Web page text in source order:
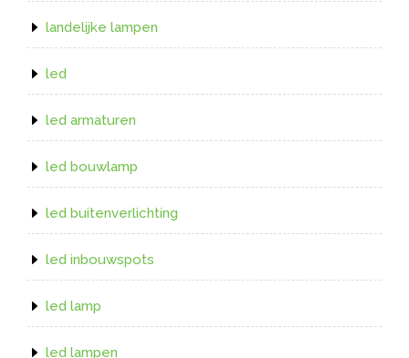
landelijke lampen
led
led armaturen
led bouwlamp
led buitenverlichting
led inbouwspots
led lamp
led lampen